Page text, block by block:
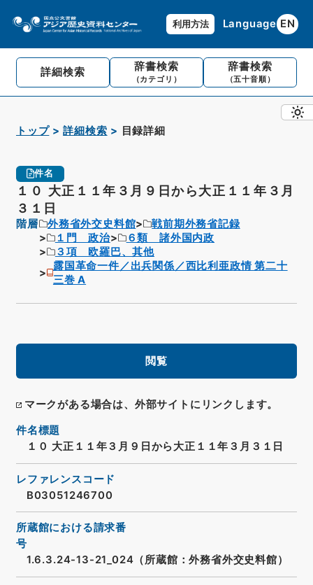
利用方法 Language EN
詳細検索 辞書検索
（カテゴリ）
辞書検索
（五十音順）
トップ 詳細検索 目録詳細
件名
１０ 大正１１年３月９日から大正１１年３月
３１日
階層 外務省外交史料館
戦前期外務省記録
１門 政治
６類 諸外国内政
３項 欧羅巴、其他
露国革命一件／出兵関係／西比利亜政情 第二十
三巻 A
閲覧
マークがある場合は、外部サイトにリンクします。
件名標題
１０ 大正１１年３月９日から大正１１年３月３１日
レファレンスコード
B03051246700
所蔵館における請求番
号
1.6.3.24-13-21_024（所蔵館：外務省外交史料館）